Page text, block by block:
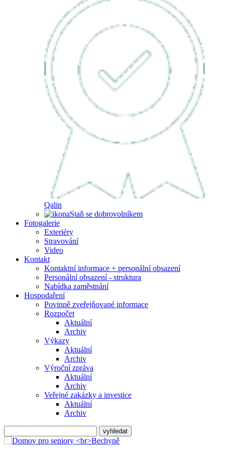
Qalin
Staň se dobrovolníkem
Fotogalerie
Exteriéry
Stravování
Video
Kontakt
Kontaktní informace + personální obsazení
Personální obsazení - struktura
Nabídka zaměstnání
Hospodaření
Povinně zveřejňované informace
Rozpočet
Aktuální
Archiv
Výkazy
Aktuální
Archiv
Výroční zpráva
Aktuální
Archiv
Veřejné zakázky a investice
Aktuální
Archiv